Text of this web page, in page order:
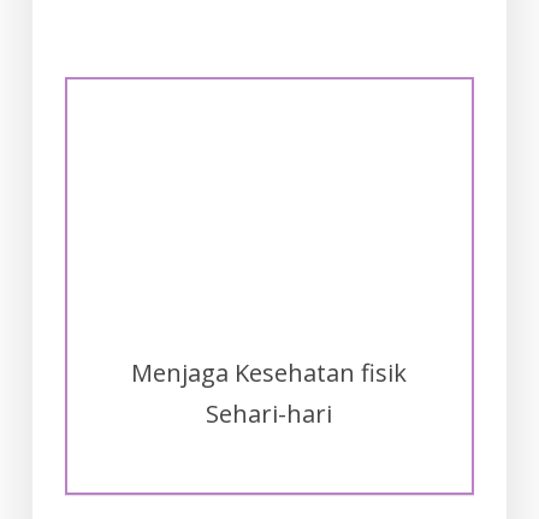
Menjaga Kesehatan fisik
Sehari-hari